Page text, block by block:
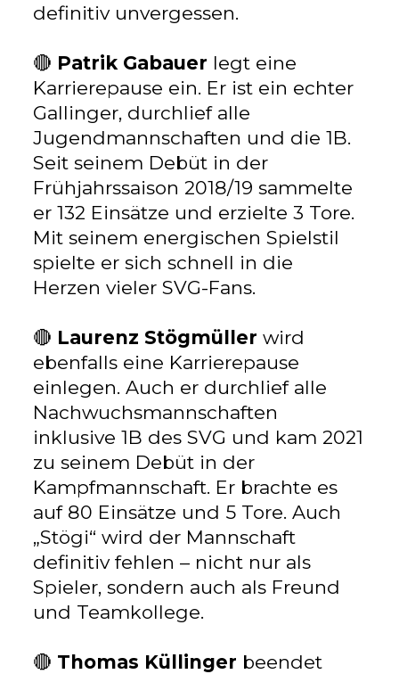
definitiv unvergessen.
🔴 Patrik Gabauer legt eine
Karrierepause ein. Er ist ein echter
Gallinger, durchlief alle
Jugendmannschaften und die 1B.
Seit seinem Debüt in der
Frühjahrssaison 2018/19 sammelte
er 132 Einsätze und erzielte 3 Tore.
Mit seinem energischen Spielstil
spielte er sich schnell in die
Herzen vieler SVG-Fans.
🔴 Laurenz Stögmüller wird
ebenfalls eine Karrierepause
einlegen. Auch er durchlief alle
Nachwuchsmannschaften
inklusive 1B des SVG und kam 2021
zu seinem Debüt in der
Kampfmannschaft. Er brachte es
auf 80 Einsätze und 5 Tore. Auch
„Stögi“ wird der Mannschaft
definitiv fehlen – nicht nur als
Spieler, sondern auch als Freund
und Teamkollege.
🔴 Thomas Küllinger beendet